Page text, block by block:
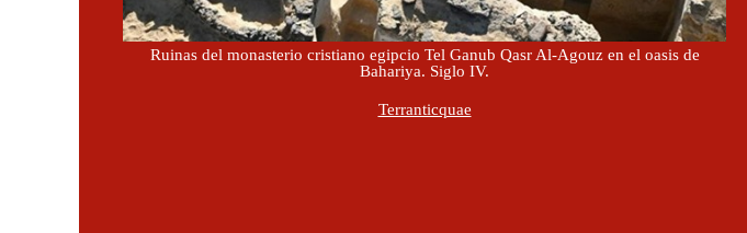
Ruinas del monasterio cristiano egipcio Tel Ganub Qasr Al-Agouz en el oasis de
Bahariya. Siglo IV.
Terranticquae